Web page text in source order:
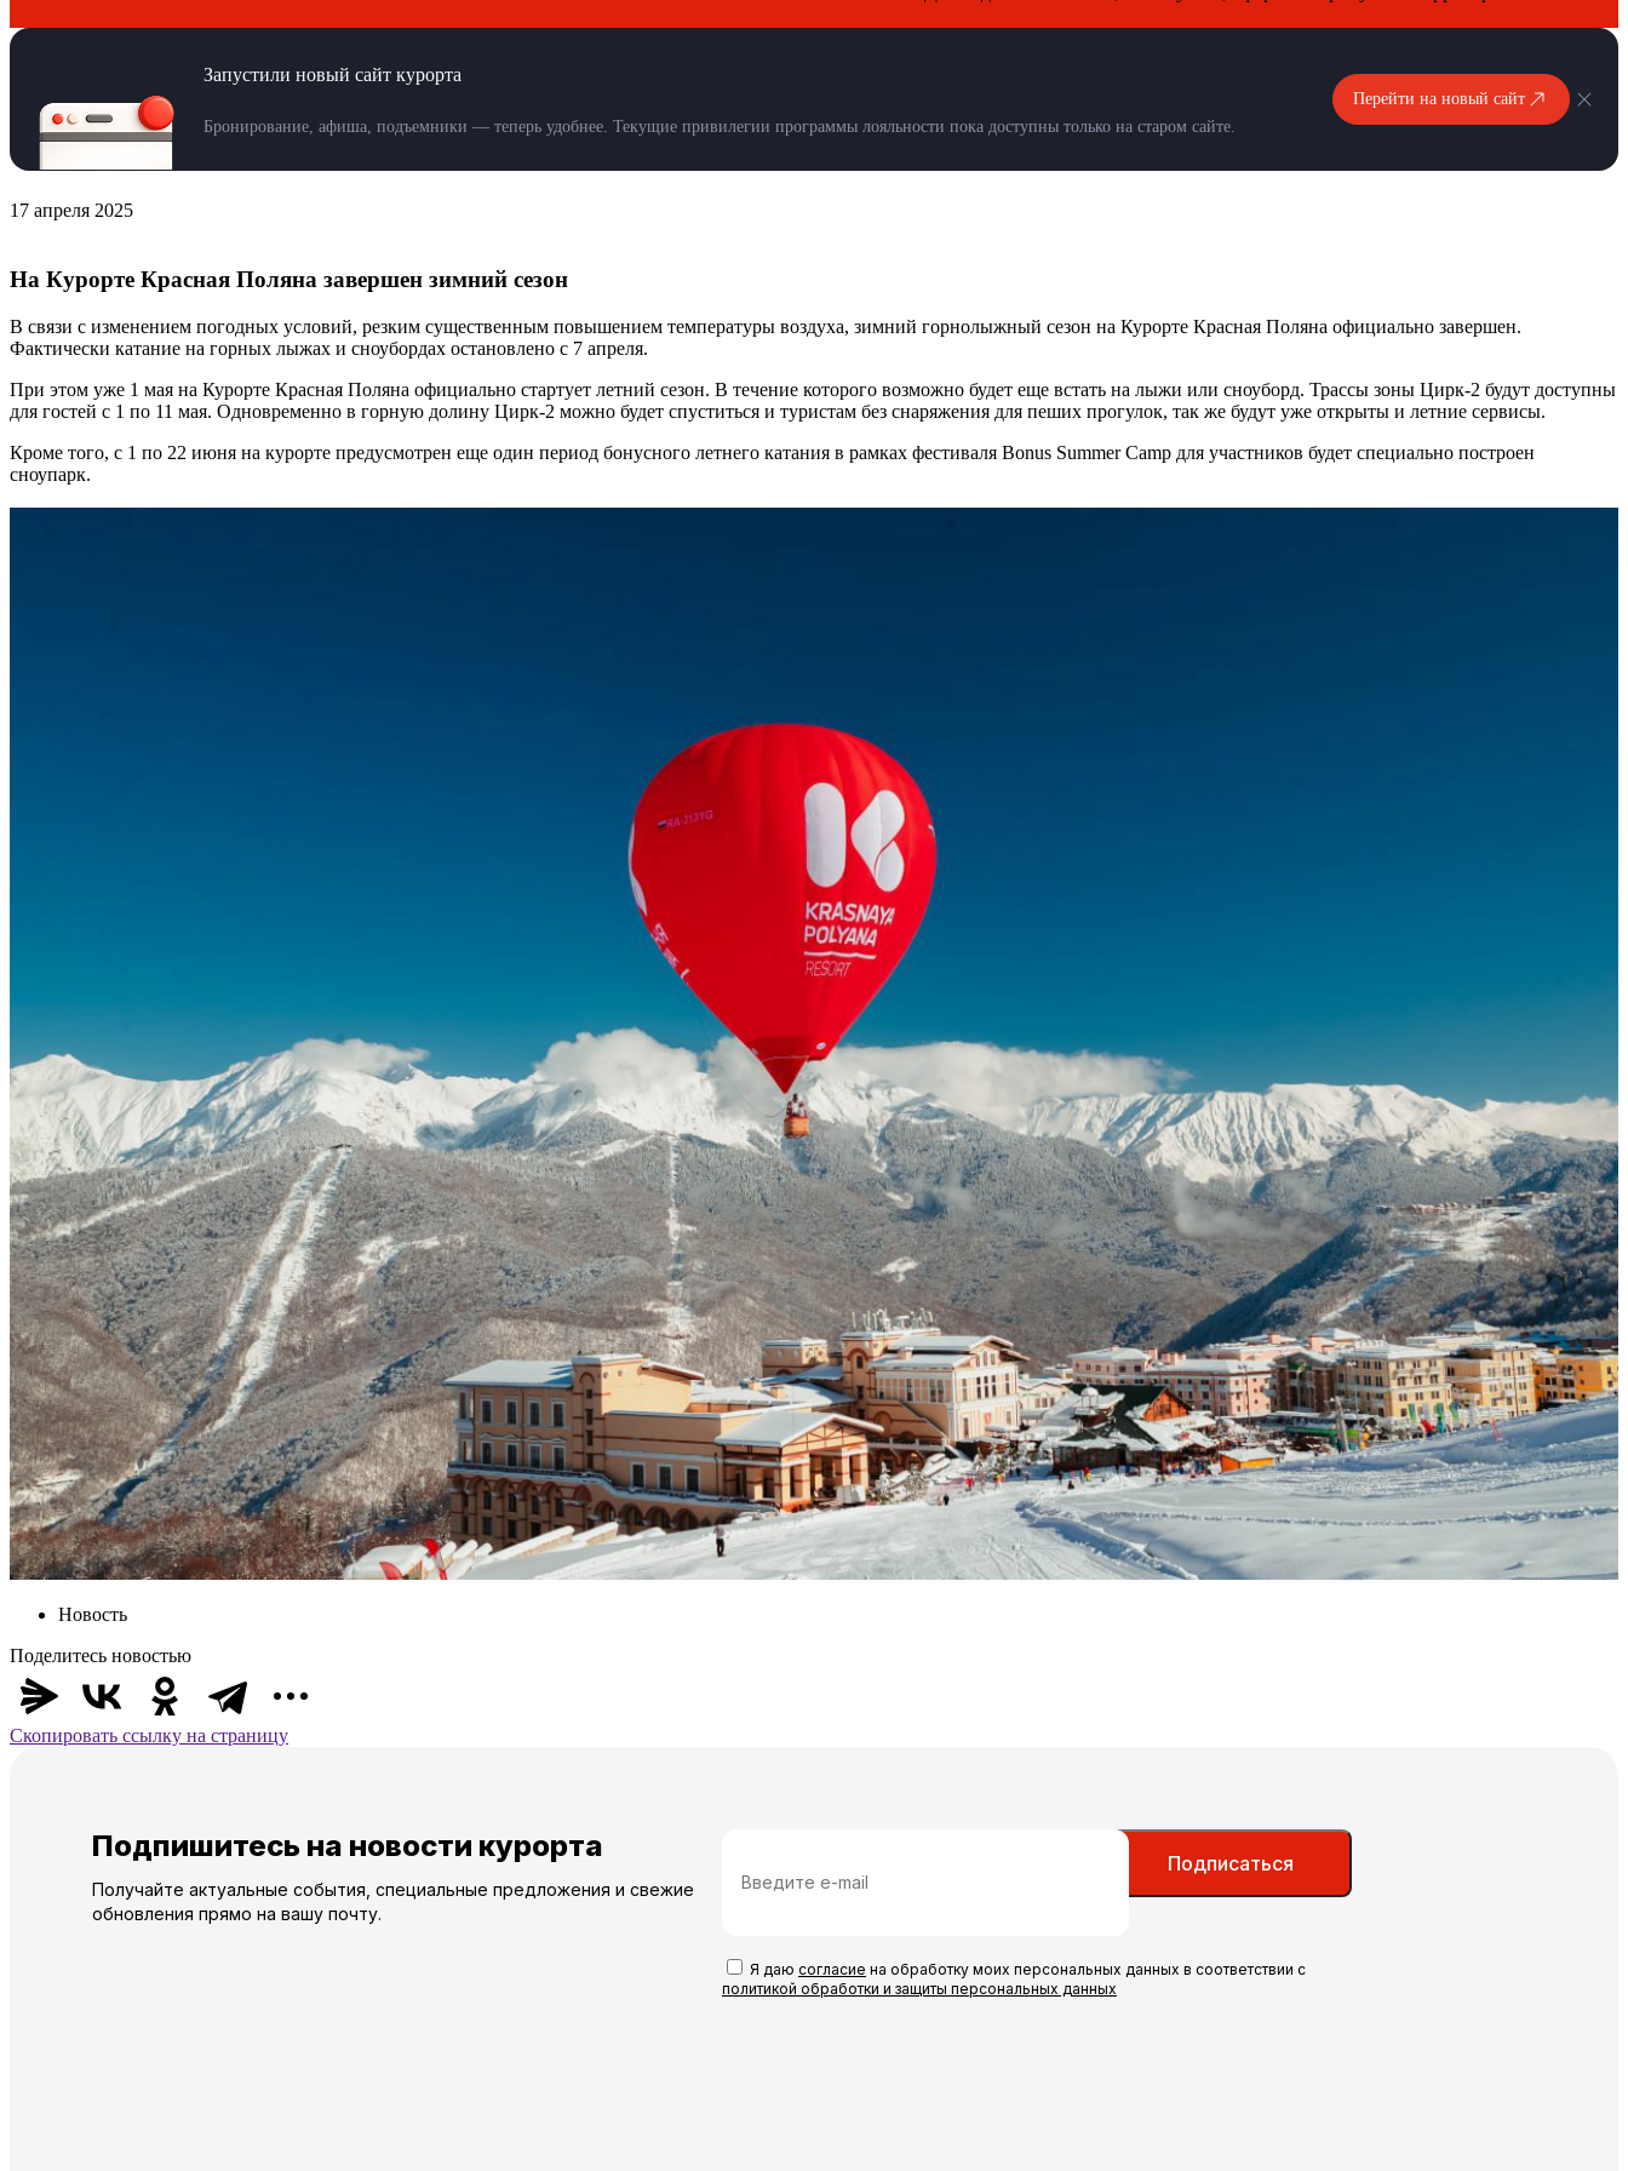
Запустили новый сайт курорта
Бронирование, афиша, подъемники — теперь удобнее. Текущие привилегии программы лояльности пока доступны только на старом сайте.
Перейти на новый сайт
17 апреля 2025
На Курорте Красная Поляна завершен зимний сезон
В связи с изменением погодных условий, резким существенным повышением температуры воздуха, зимний горнолыжный сезон на Курорте Красная Поляна официально завершен.
Фактически катание на горных лыжах и сноубордах остановлено с 7 апреля.
При этом уже 1 мая на Курорте Красная Поляна официально стартует летний сезон. В течение которого возможно будет еще встать на лыжи или сноуборд. Трассы зоны Цирк-2 будут доступны
для гостей с 1 по 11 мая. Одновременно в горную долину Цирк-2 можно будет спуститься и туристам без снаряжения для пеших прогулок, так же будут уже открыты и летние сервисы.
Кроме того, с 1 по 22 июня на курорте предусмотрен еще один период бонусного летнего катания в рамках фестиваля Bonus Summer Camp для участников будет специально построен
сноупарк.
Новость
Поделитесь новостью
Скопировать ссылку на страницу
Подпишитесь на новости курорта
Получайте актуальные события, специальные предложения и свежие
обновления прямо на вашу почту.
Подписаться
Я даю согласие на обработку моих персональных данных в соответствии с
политикой обработки и защиты персональных данных